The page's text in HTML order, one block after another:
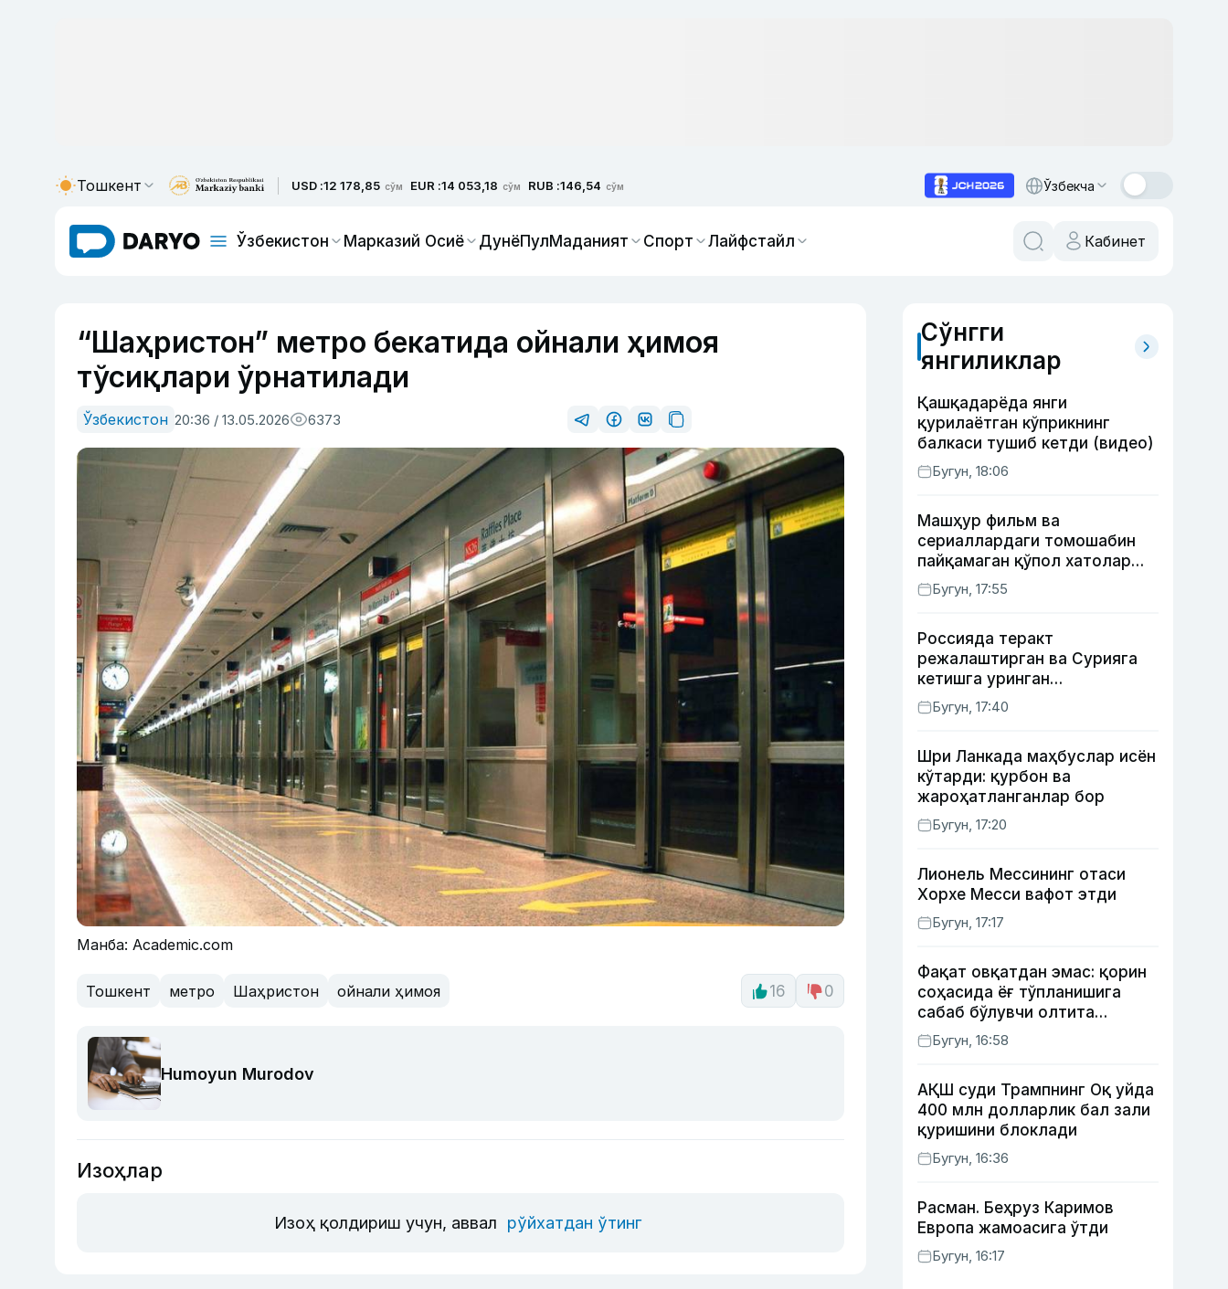
Тошкент USD :12 178,85 сўм EUR :14 053,18 сўм RUB :146,54 сўм Ўзбекча
Ўзбекистон Марказий Осиё ДунёПулМаданият Спорт Лайфстайл Кабинет
“Шаҳристон” метро бекатида ойнали ҳимоя
тўсиқлари ўрнатилади
Ўзбекистон 20:36 / 13.05.2026 6373
Манба: Academic.com
Тошкент метро Шаҳристон ойнали ҳимоя 16 0
Humoyun Murodov
Изоҳлар
Изоҳ қолдириш учун, аввал рўйхатдан ўтинг
Сўнгги
янгиликлар
Қашқадарёда янги
қурилаётган кўприкнинг
балкаси тушиб кетди (видео)
Бугун, 18:06
Машҳур фильм ва
сериаллардаги томошабин
пайқамаган қўпол хатолар
(фото)
Бугун, 17:55
Россияда теракт
режалаштирган ва Сурияга
кетишга уринган
сурхондарёлик 4 нафар йигит
қамалди
Бугун, 17:40
Шри Ланкада маҳбуслар исён
кўтарди: қурбон ва
жароҳатланганлар бор
Бугун, 17:20
Лионель Мессининг отаси
Хорхе Месси вафот этди
Бугун, 17:17
Фақат овқатдан эмас: қорин
соҳасида ёғ тўпланишига
сабаб бўлувчи олтита
зарарли одат
Бугун, 16:58
АҚШ суди Трампнинг Оқ уйда
400 млн долларлик бал зали
қуришини блоклади
Бугун, 16:36
Расман. Беҳруз Каримов
Европа жамоасига ўтди
Бугун, 16:17